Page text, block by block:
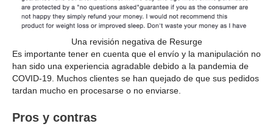
Una revisión negativa de Resurge
Es importante tener en cuenta que el envío y la manipulación no
han sido una experiencia agradable debido a la pandemia de
COVID-19. Muchos clientes se han quejado de que sus pedidos
tardan mucho en procesarse o no enviarse.
Pros y contras